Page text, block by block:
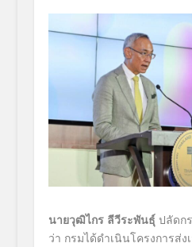
นายวุฒิไกร ลีวีระพันธุ์ปลัดกร
ว่า กรมได้ดำเนินโครงการส่